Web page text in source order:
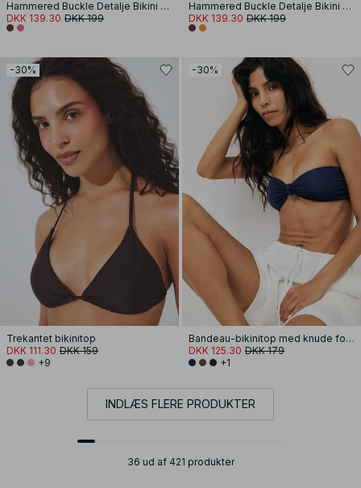
Hammered Buckle Detalje Bikini Bandeau
DKK 139.30 DKK 199
Hammered Buckle Detalje Bikini Top
DKK 139.30 DKK 199
-30%
Trekantet bikinitop
DKK 111.30 DKK 159
+9
-30%
Bandeau-bikinitop med knude foran
DKK 125.30 DKK 179
+1
INDLÆS FLERE PRODUKTER
36 ud af 421 produkter